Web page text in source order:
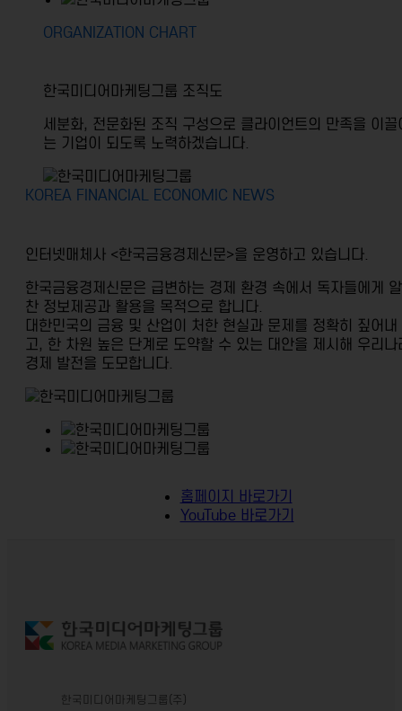
ORGANIZATION CHART
한국미디어마케팅그룹 조직도
세분화, 전문화된 조직 구성으로 클라이언트의 만족을 이끌
는 기업이 되도록 노력하겠습니다.
KOREA FINANCIAL ECONOMIC NEWS
인터넷매체사 <한국금융경제신문>을 운영하고 있습니다.
한국금융경제신문은 급변하는 경제 환경 속에서 독자들에게 알
찬 정보제공과 활용을 목적으로 합니다.
대한민국의 금융 및 산업이 처한 현실과 문제를 정확히 짚어내
고, 한 차원 높은 단계로 도약할 수 있는 대안을 제시해 우리나
경제 발전을 도모합니다.
홈페이지 바로가기
YouTube 바로가기
한국미디어마케팅그룹(주)